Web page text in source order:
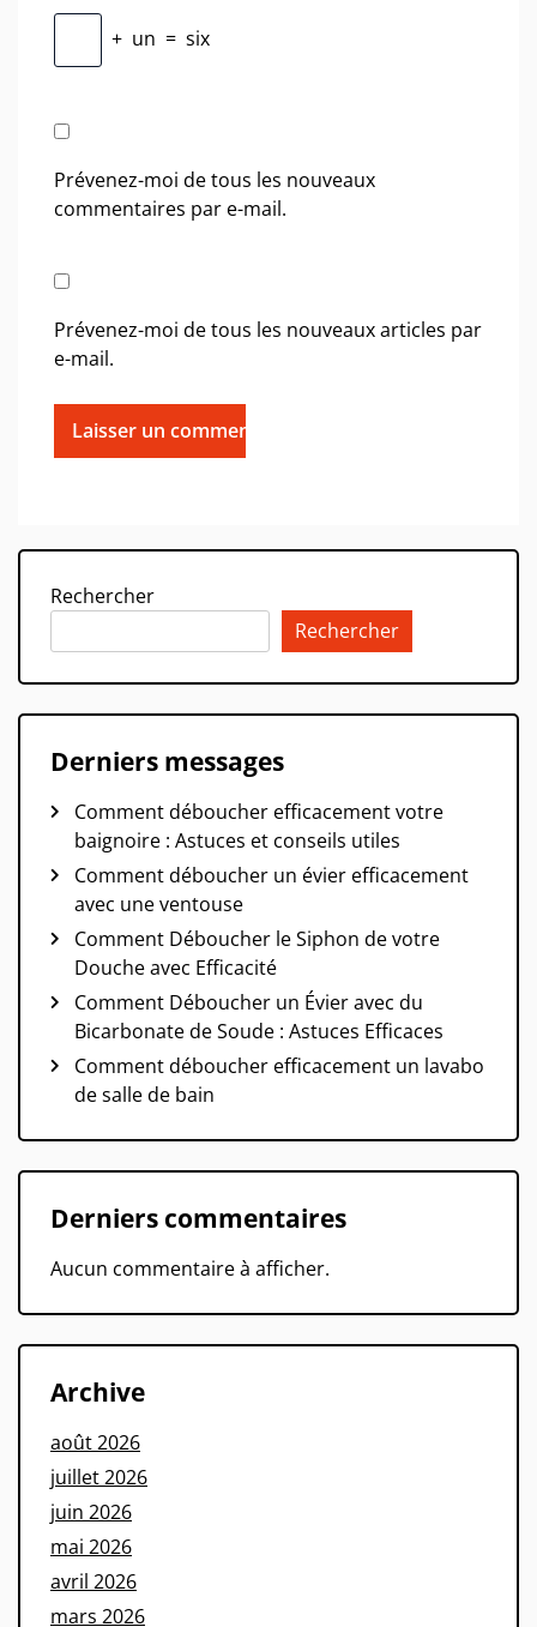
+ un = six
Prévenez-moi de tous les nouveaux
commentaires par e-mail.
Prévenez-moi de tous les nouveaux articles par
e-mail.
Rechercher
Rechercher
Derniers messages
Comment déboucher efficacement votre
baignoire : Astuces et conseils utiles
Comment déboucher un évier efficacement
avec une ventouse
Comment Déboucher le Siphon de votre
Douche avec Efficacité
Comment Déboucher un Évier avec du
Bicarbonate de Soude : Astuces Efficaces
Comment déboucher efficacement un lavabo
de salle de bain
Derniers commentaires
Aucun commentaire à afficher.
Archive
août 2026
juillet 2026
juin 2026
mai 2026
avril 2026
mars 2026